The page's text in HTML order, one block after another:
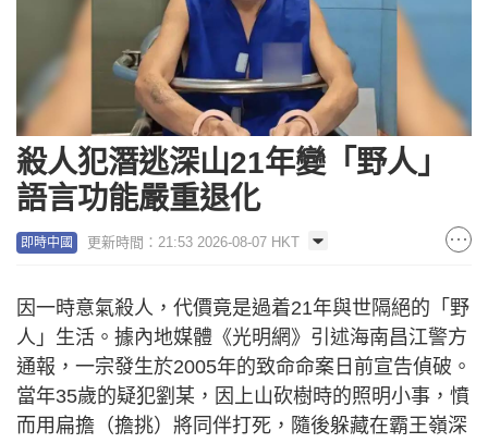
殺人犯潛逃深山21年變「野人」
語言功能嚴重退化
即時中國 更新時間：21:53 2026-08-07 HKT
因一時意氣殺人，代價竟是過着21年與世隔絕的「野
人」生活。據內地媒體《光明網》引述海南昌江警方
通報，一宗發生於2005年的致命命案日前宣告偵破。
當年35歲的疑犯劉某，因上山砍樹時的照明小事，憤
而用扁擔（擔挑）將同伴打死，隨後躲藏在霸王嶺深